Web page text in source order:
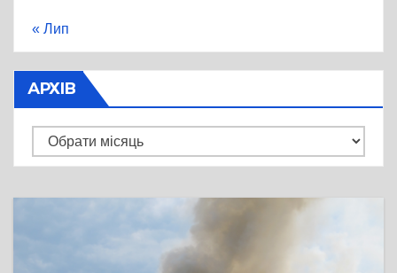
« Лип
АРХІВ
Архів